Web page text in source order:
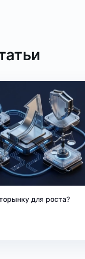
для роста?